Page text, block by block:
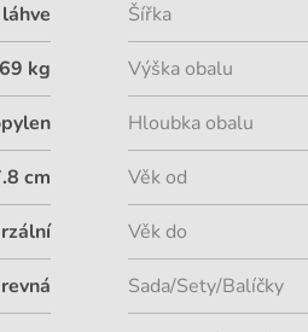
kg
cm
Šířka
Výška obalu
Hloubka obalu
Věk od
Věk do
Sada/Sety/Balíčky